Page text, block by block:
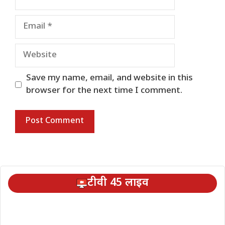
Email
Website
Save my name, email, and website in this
browser for the next time I comment.
टीवी 45 लाइव